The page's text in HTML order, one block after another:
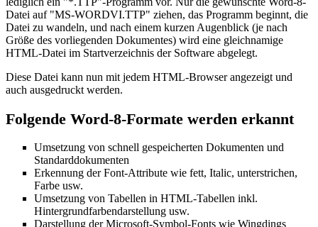
Datei auf "MS-WORDVI.TTP" ziehen, das Programm beginnt, die
Datei zu wandeln, und nach einem kurzen Augenblick (je nach
Größe des vorliegenden Dokumentes) wird eine gleichnamige
HTML-Datei im Startverzeichnis der Software abgelegt.
Diese Datei kann nun mit jedem HTML-Browser angezeigt und
auch ausgedruckt werden.
Folgende Word-8-Formate werden erkannt
Umsetzung von schnell gespeicherten Dokumenten und
Standarddokumenten
Erkennung der Font-Attribute wie fett, Italic, unterstrichen,
Farbe usw.
Umsetzung von Tabellen in HTML-Tabellen inkl.
Hintergrundfarbendarstellung usw.
Darstellung der Microsoft-Symbol-Fonts wie Wingdings